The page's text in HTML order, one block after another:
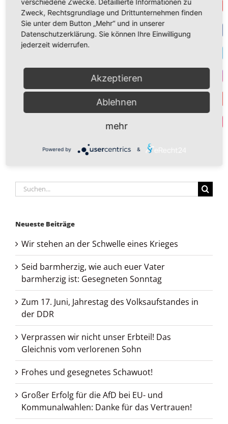
EU-Nettozahler:
https://www.bpb.de/nachschlagen/zahlen-
und-fakten/europa/70580/nettozahler-und-
nettoempfaenger
Bildquelle: Fotodienst des EU-Parlamentes
Suche
nach:
Neueste Beiträge
Wir stehen an der Schwelle eines Krieges
Seid barmherzig, wie auch euer Vater
barmherzig ist: Gesegneten Sonntag
Zum 17. Juni, Jahrestag des Volksaufstandes in
der DDR
Verprassen wir nicht unser Erbteil! Das
Gleichnis vom verlorenen Sohn
Frohes und gesegnetes Schawuot!
Großer Erfolg für die AfD bei EU- und
Kommunalwahlen: Danke für das Vertrauen!
verschiedene Zwecke. Detaillierte Informationen zu
Zweck, Rechtsgrundlage und Drittunternehmen finden
Sie unter dem Button „Mehr“ und in unserer
Datenschutzerklärung. Sie können Ihre Einwilligung
jederzeit widerrufen.
Akzeptieren
Ablehnen
mehr
Powered by &